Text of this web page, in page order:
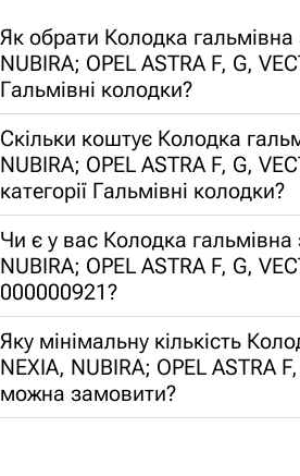
Як обрати Колодка гальмівна
NUBIRA; OPEL ASTRA F, G,
Гальмівні колодки?
Скільки коштує Колодка
NUBIRA; OPEL ASTRA F, G,
категорії Гальмівні колодки?
Чи є у вас Колодка гальмівна
NUBIRA; OPEL ASTRA F, G,
000000921?
Яку мінімальну кількість
NEXIA, NUBIRA; OPEL ASTRA
можна замовити?